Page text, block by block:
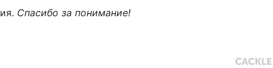
Спасибо за понимание!